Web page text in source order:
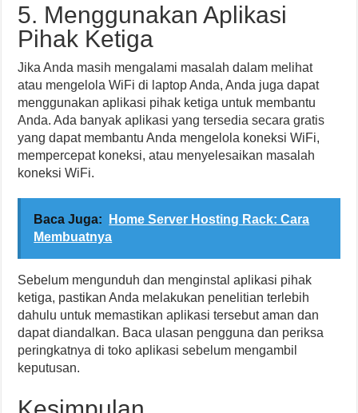
5. Menggunakan Aplikasi
Pihak Ketiga
Jika Anda masih mengalami masalah dalam melihat
atau mengelola WiFi di laptop Anda, Anda juga dapat
menggunakan aplikasi pihak ketiga untuk membantu
Anda. Ada banyak aplikasi yang tersedia secara gratis
yang dapat membantu Anda mengelola koneksi WiFi,
mempercepat koneksi, atau menyelesaikan masalah
koneksi WiFi.
Baca Juga:
Home Server Hosting Rack: Cara
Membuatnya
Sebelum mengunduh dan menginstal aplikasi pihak
ketiga, pastikan Anda melakukan penelitian terlebih
dahulu untuk memastikan aplikasi tersebut aman dan
dapat diandalkan. Baca ulasan pengguna dan periksa
peringkatnya di toko aplikasi sebelum mengambil
keputusan.